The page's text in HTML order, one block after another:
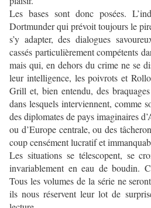
Les bases sont donc posées.
Dortmunder qui prévoit toujours le
s’y adapter, des dialogues
cassés particulièrement compétents
mais qui, en dehors du crime ne se
leur intelligence, les poivrots et
Grill et, bien entendu, des
dans lesquels interviennent, comme
des diplomates de pays imaginaires
ou d’Europe centrale, ou des
coup censément lucratif et
Les situations se télescopent, se
invariablement en eau de boudin.
Tous les volumes de la série ne
ils nous réservent leur lot de